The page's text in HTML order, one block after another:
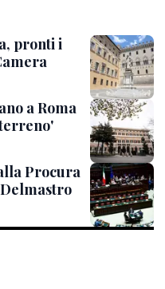
pronti i
a Roma
Procura